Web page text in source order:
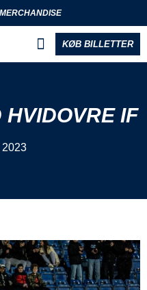
MERCHANDISE
KØB BILLETTER
HVIDOVRE IF
2023